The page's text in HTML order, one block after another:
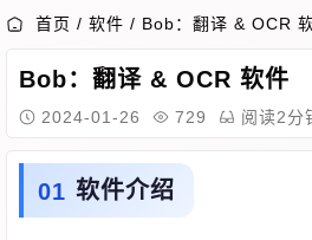
首页 / 软件 / Bob：翻译 & OCR
Bob：翻译 & OCR 软件
2024-01-26 729 阅读2分
软件介绍